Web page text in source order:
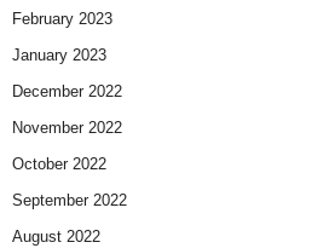
February 2023
January 2023
December 2022
November 2022
October 2022
September 2022
August 2022